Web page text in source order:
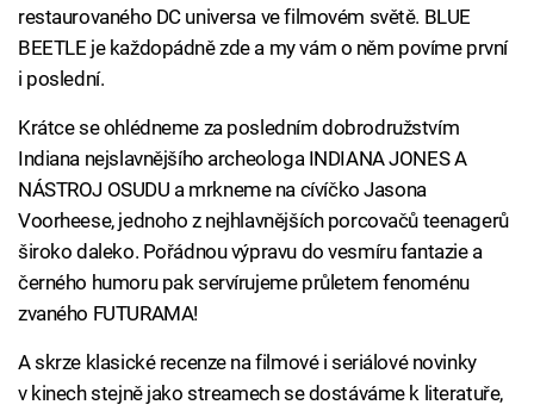
restaurovaného DC universa ve filmovém světě. BLUE
BEETLE je každopádně zde a my vám o něm povíme první
i poslední.
Krátce se ohlédneme za posledním dobrodružstvím
Indiana nejslavnějšího archeologa INDIANA JONES A
NÁSTROJ OSUDU a mrkneme na cívíčko Jasona
Voorheese, jednoho z nejhlavnějších porcovačů teenagerů
široko daleko. Pořádnou výpravu do vesmíru fantazie a
černého humoru pak servírujeme průletem fenoménu
zvaného FUTURAMA!
A skrze klasické recenze na filmové i seriálové novinky
v kinech stejně jako streamech se dostáváme k literatuře,